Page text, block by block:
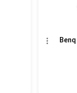
ریموت کنترل پروژکتور بنکیو کد 2 – Benq